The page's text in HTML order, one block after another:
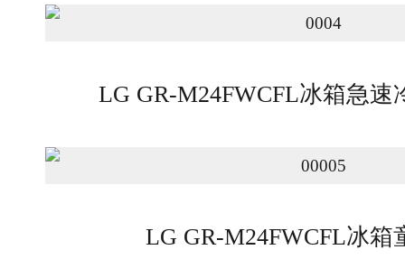
LG GR-M24FWCFL冰箱急速
LG GR-M24FWCFL冰箱